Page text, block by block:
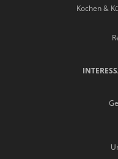
Kochen &